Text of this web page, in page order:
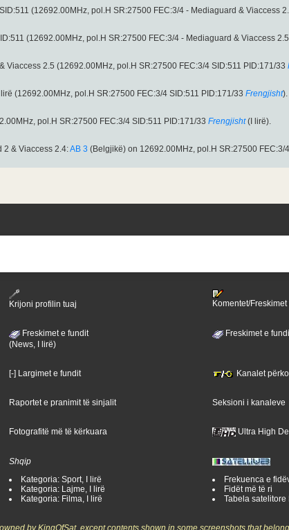
(12692.00MHz, pol.H SR:27500 FEC:3/4 - Mediaguard & Viaccess
(12692.00MHz, pol.H SR:27500 FEC:3/4 - Mediaguard & Viaccess
Viaccess 2.5 (12692.00MHz, pol.H SR:27500 FEC:3/4 SID:511 PID:171/33
(12692.00MHz, pol.H SR:27500 FEC:3/4 SID:511 PID:171/33 Frengjisht).
pol.H SR:27500 FEC:3/4 SID:511 PID:171/33 Frengjisht(I lirë).
2 & Viaccess 2.4:AB 3 (Belgjikë) on 12692.00MHz, pol.H SR:27500 FEC:3/
Krijoni profilin tuaj
Komentet/Freskimet
Freskimet e fundit
(News, I lirë)
Freskimet e
[-] Largimet e fundit Kanalet
Raportet e pranimit të sinjalit Seksioni i kanaleve
Fotografitë më të kërkuara Ultra High
Shqip
Kategoria: Sport, I lirë
Kategoria: Lajme, I lirë
Kategoria: Filma, I lirë
Frekuenca e
Fidët më të ri
Tabela satelitore
by KingOfSat, except contents shown in some screenshots that